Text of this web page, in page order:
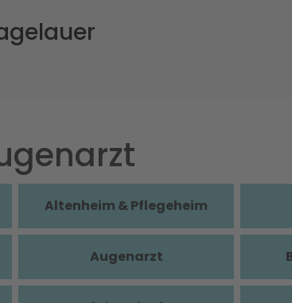
Altenheim & Pflegeheim
Augenarzt